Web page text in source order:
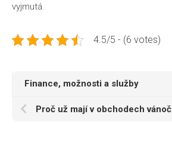
vyjmutá.
4.5/5 - (6 votes)
Finance, možnosti a služby
Proč už mají v obchodech